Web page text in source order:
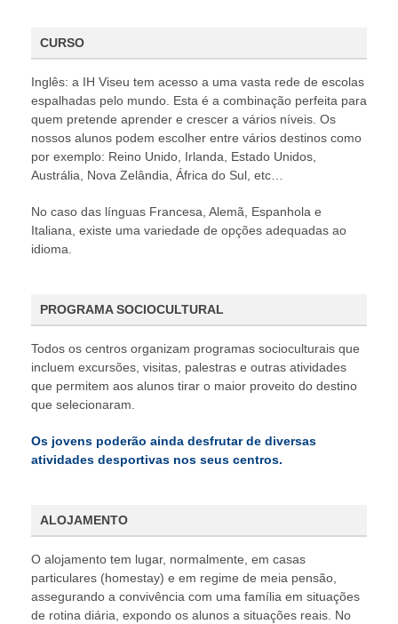
CURSO
Inglês: a IH Viseu tem acesso a uma vasta rede de escolas
espalhadas pelo mundo. Esta é a combinação perfeita para
quem pretende aprender e crescer a vários níveis. Os
nossos alunos podem escolher entre vários destinos como
por exemplo: Reino Unido, Irlanda, Estado Unidos,
Austrália, Nova Zelândia, África do Sul, etc…
No caso das línguas Francesa, Alemã, Espanhola e
Italiana, existe uma variedade de opções adequadas ao
idioma.
PROGRAMA SOCIOCULTURAL
Todos os centros organizam programas socioculturais que
incluem excursões, visitas, palestras e outras atividades
que permitem aos alunos tirar o maior proveito do destino
que selecionaram.
Os jovens poderão ainda desfrutar de diversas
atividades desportivas nos seus centros.
ALOJAMENTO
O alojamento tem lugar, normalmente, em casas
particulares (homestay) e em regime de meia pensão,
assegurando a convivência com uma família em situações
de rotina diária, expondo os alunos a situações reais. No